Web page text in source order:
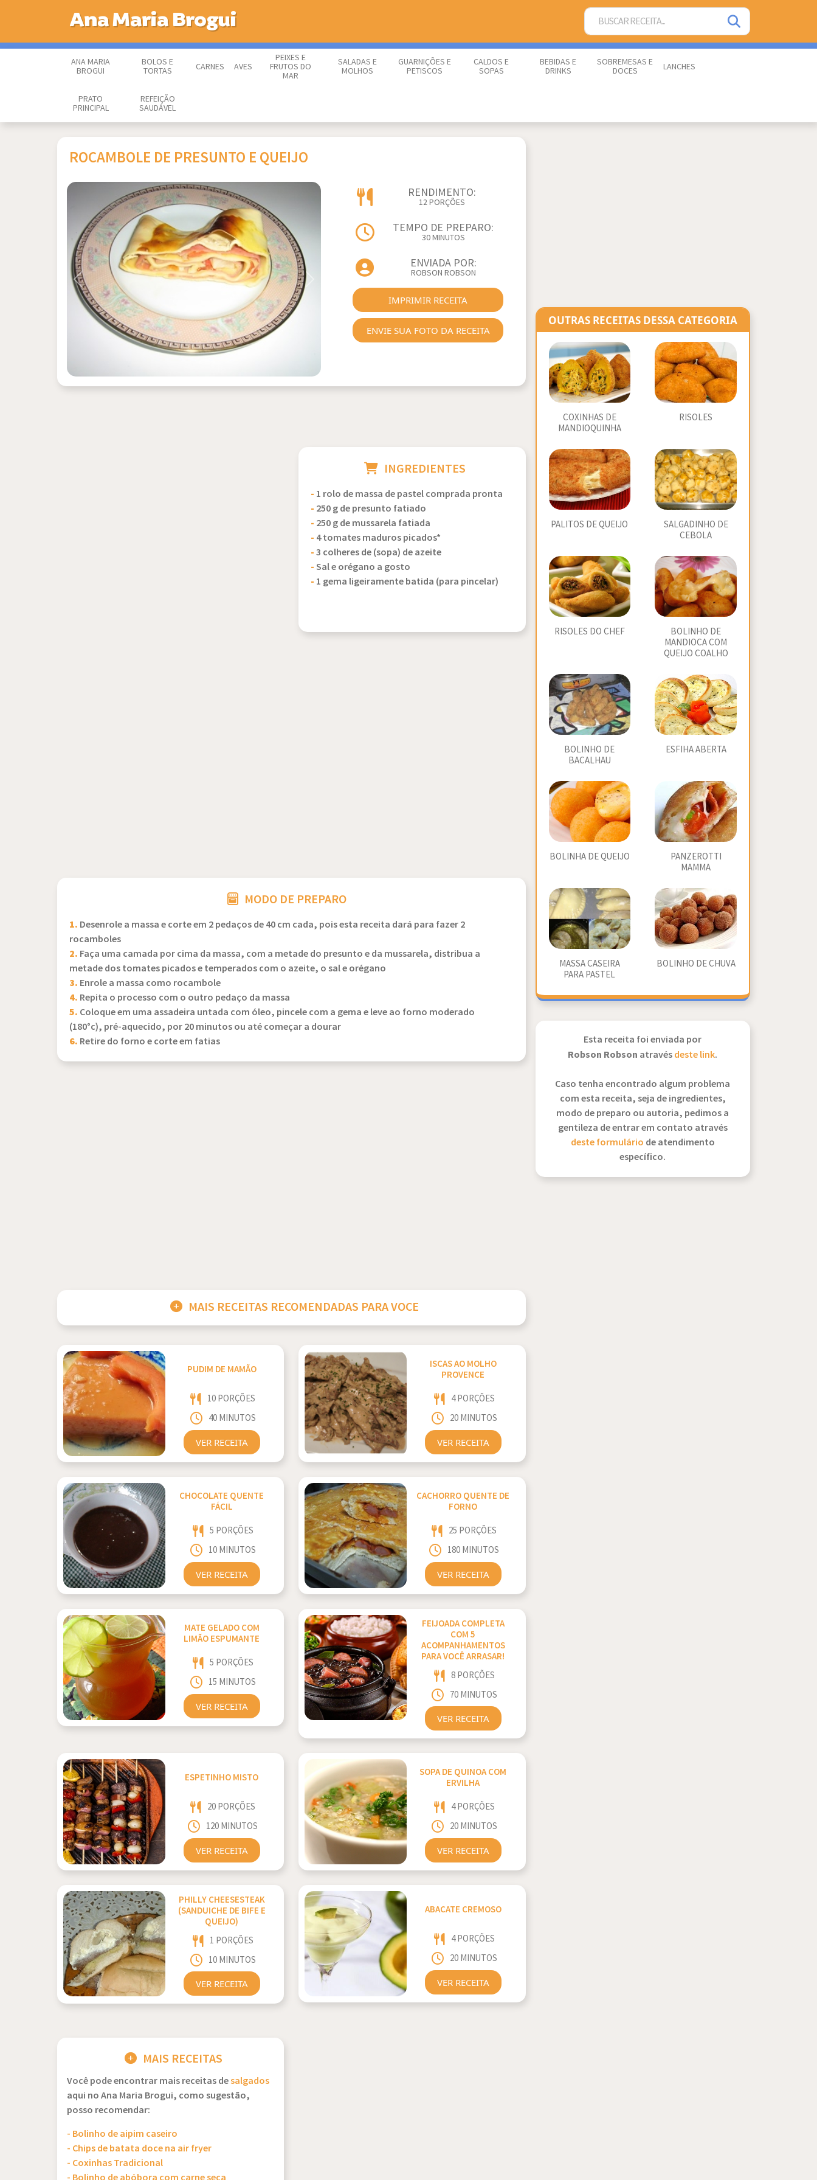
Ana Maria Brogui
ANA MARIA
BROGUI
BOLOS E
TORTAS
CARNES AVES
PEIXES E
FRUTOS DO
MAR
SALADAS E
MOLHOS
GUARNIÇÕES E
PETISCOS
CALDOS E
SOPAS
BEBIDAS E
DRINKS
SOBREMESAS E
DOCES
LANCHES
PRATO
PRINCIPAL
REFEIÇÃO
SAUDÁVEL
ROCAMBOLE DE PRESUNTO E QUEIJO
Previous
RENDIMENTO:
12 PORÇÕES
TEMPO DE PREPARO:
30 MINUTOS
ENVIADA POR:
ROBSON ROBSON
IMPRIMIR RECEITA
ENVIE SUA FOTO DA RECEITA
INGREDIENTES
- 1 rolo de massa de pastel comprada pronta
- 250 g de presunto fatiado
- 250 g de mussarela fatiada
- 4 tomates maduros picados*
-3 colheres de (sopa) de azeite
-Sal e orégano a gosto
- 1 gema ligeiramente batida (para pincelar)
MODO DE PREPARO
1. Desenrole a massa e corte em 2 pedaços de 40 cm cada, pois esta receita dará para fazer 2
rocamboles
2. Faça uma camada por cima da massa, com a metade do presunto e da mussarela, distribua a
metade dos tomates picados e temperados com o azeite, o sal e orégano
3. Enrole a massa como rocambole
4. Repita o processo com o outro pedaço da massa
5. Coloque em uma assadeira untada com óleo, pincele com a gema e leve ao forno moderado
(180°c), pré-aquecido, por 20 minutos ou até começar a dourar
6. Retire do forno e corte em fatias
MAIS RECEITAS RECOMENDADAS PARA VOCE
PUDIM DE MAMÃO
10 PORÇÕES
40 MINUTOS
VER RECEITA
ISCAS AO MOLHO
PROVENCE
4 PORÇÕES
20 MINUTOS
VER RECEITA
CHOCOLATE QUENTE
FÁCIL
5 PORÇÕES
10 MINUTOS
VER RECEITA
CACHORRO QUENTE DE
FORNO
25 PORÇÕES
180 MINUTOS
VER RECEITA
MATE GELADO COM
LIMÃO ESPUMANTE
5 PORÇÕES
15 MINUTOS
VER RECEITA
FEIJOADA COMPLETA
COM 5
ACOMPANHAMENTOS
PARA VOCÊ ARRASAR!
8 PORÇÕES
70 MINUTOS
VER RECEITA
ESPETINHO MISTO
20 PORÇÕES
120 MINUTOS
VER RECEITA
SOPA DE QUINOA COM
ERVILHA
4 PORÇÕES
20 MINUTOS
VER RECEITA
PHILLY CHEESESTEAK
(SANDUICHE DE BIFE E
QUEIJO)
1 PORÇÕES
10 MINUTOS
VER RECEITA
ABACATE CREMOSO
4 PORÇÕES
20 MINUTOS
VER RECEITA
MAIS RECEITAS
Você pode encontrar mais receitas desalgados
aqui no Ana Maria Brogui, como sugestão,
posso recomendar:
- Bolinho de aipim caseiro
- Chips de batata doce na air fryer
- Coxinhas Tradicional
OUTRAS RECEITAS DESSA CATEGORIA
COXINHAS DE
MANDIOQUINHA
RISOLES
PALITOS DE QUEIJO
SALGADINHO DE
CEBOLA
RISOLES DO CHEF
BOLINHO DE
MANDIOCA COM
QUEIJO COALHO
BOLINHO DE
BACALHAU
ESFIHA ABERTA
BOLINHA DE QUEIJO
PANZEROTTI
MAMMA
MASSA CASEIRA
PARA PASTEL
BOLINHO DE CHUVA
Esta receita foi enviada por
Robson Robson atravésdeste link.
Caso tenha encontrado algum problema
com esta receita, seja de ingredientes,
modo de preparo ou autoria, pedimos a
gentileza de entrar em contato através
deste formulário de atendimento
específico.